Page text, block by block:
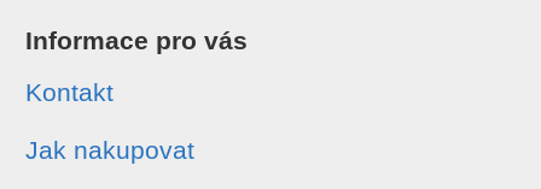
Informace pro vás
Kontakt
Jak nakupovat